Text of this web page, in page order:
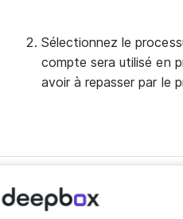
Sélectionnez le
compte sera utilisé en
avoir à repasser par le